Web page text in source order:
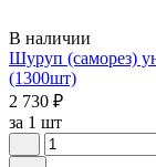
В наличии
Шуруп (саморез)
(1300шт)
2 730 ₽
за 1 шт